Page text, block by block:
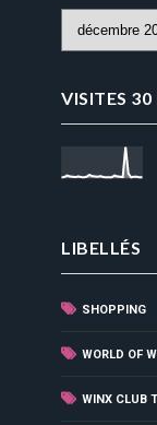
VISITES 30
LIBELLÉS
SHOPPING
WORLD OF
WINX CLUB